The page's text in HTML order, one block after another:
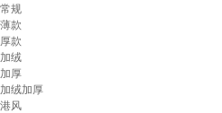
常规
薄款
厚款
加绒
加厚
加绒加厚
港风